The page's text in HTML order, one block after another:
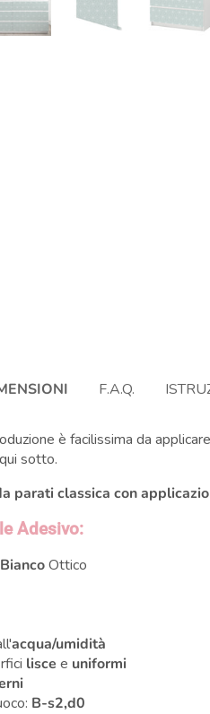
F.A.Q.
è facilissima da
sotto.
parati classica con
Adesivo:
BiancoOttico
acqua/umidità
lisce e uniformi
B-s2,d0